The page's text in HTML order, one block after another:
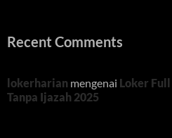
Recent Comments
lokerharian mengenai Loker
Tanpa Ijazah 2025